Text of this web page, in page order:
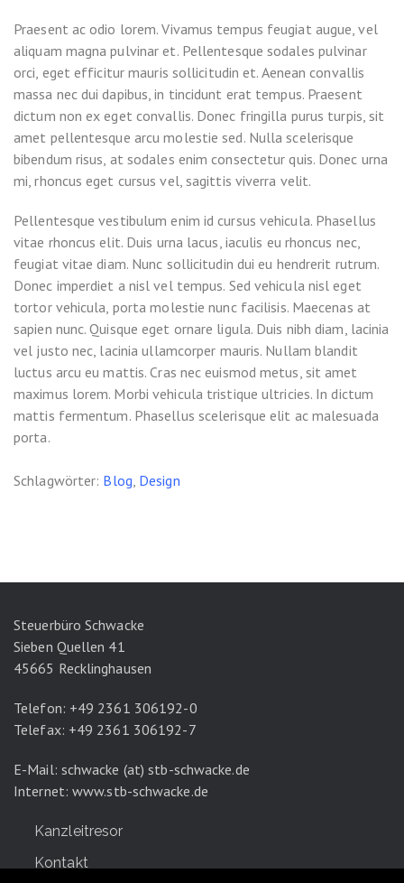
Praesent ac odio lorem. Vivamus tempus feugiat augue, vel
aliquam magna pulvinar et. Pellentesque sodales pulvinar
orci, eget efficitur mauris sollicitudin et. Aenean convallis
massa nec dui dapibus, in tincidunt erat tempus. Praesent
dictum non ex eget convallis. Donec fringilla purus turpis, sit
amet pellentesque arcu molestie sed. Nulla scelerisque
bibendum risus, at sodales enim consectetur quis. Donec urna
mi, rhoncus eget cursus vel, sagittis viverra velit.
Pellentesque vestibulum enim id cursus vehicula. Phasellus
vitae rhoncus elit. Duis urna lacus, iaculis eu rhoncus nec,
feugiat vitae diam. Nunc sollicitudin dui eu hendrerit rutrum.
Donec imperdiet a nisl vel tempus. Sed vehicula nisl eget
tortor vehicula, porta molestie nunc facilisis. Maecenas at
sapien nunc. Quisque eget ornare ligula. Duis nibh diam, lacinia
vel justo nec, lacinia ullamcorper mauris. Nullam blandit
luctus arcu eu mattis. Cras nec euismod metus, sit amet
maximus lorem. Morbi vehicula tristique ultricies. In dictum
mattis fermentum. Phasellus scelerisque elit ac malesuada
porta.
Schlagwörter: Blog, Design
Steuerbüro Schwacke
Sieben Quellen 41
45665 Recklinghausen
Telefon: +49 2361 306192-0
Telefax: +49 2361 306192-7
E-Mail: schwacke (at) stb-schwacke.de
Internet: www.stb-schwacke.de
Kanzleitresor
Kontakt